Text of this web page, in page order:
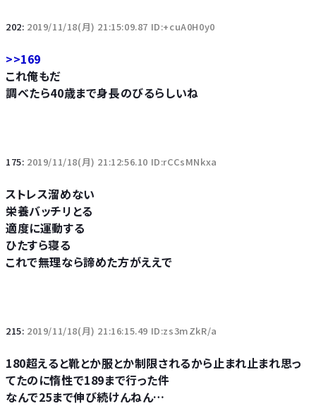
202: 2019/11/18(月) 21:15:09.87 ID:+cuA0H0y0
>>169
これ俺もだ
調べたら40歳まで身長のびるらしいね
175: 2019/11/18(月) 21:12:56.10 ID:rCCsMNkxa
ストレス溜めない
栄養バッチリとる
適度に運動する
ひたすら寝る
これで無理なら諦めた方がええで
215: 2019/11/18(月) 21:16:15.49 ID:zs3mZkR/a
180超えると靴とか服とか制限されるから止まれ止まれ思っ
てたのに惰性で189まで行った件
なんで25まで伸び続けんねん…